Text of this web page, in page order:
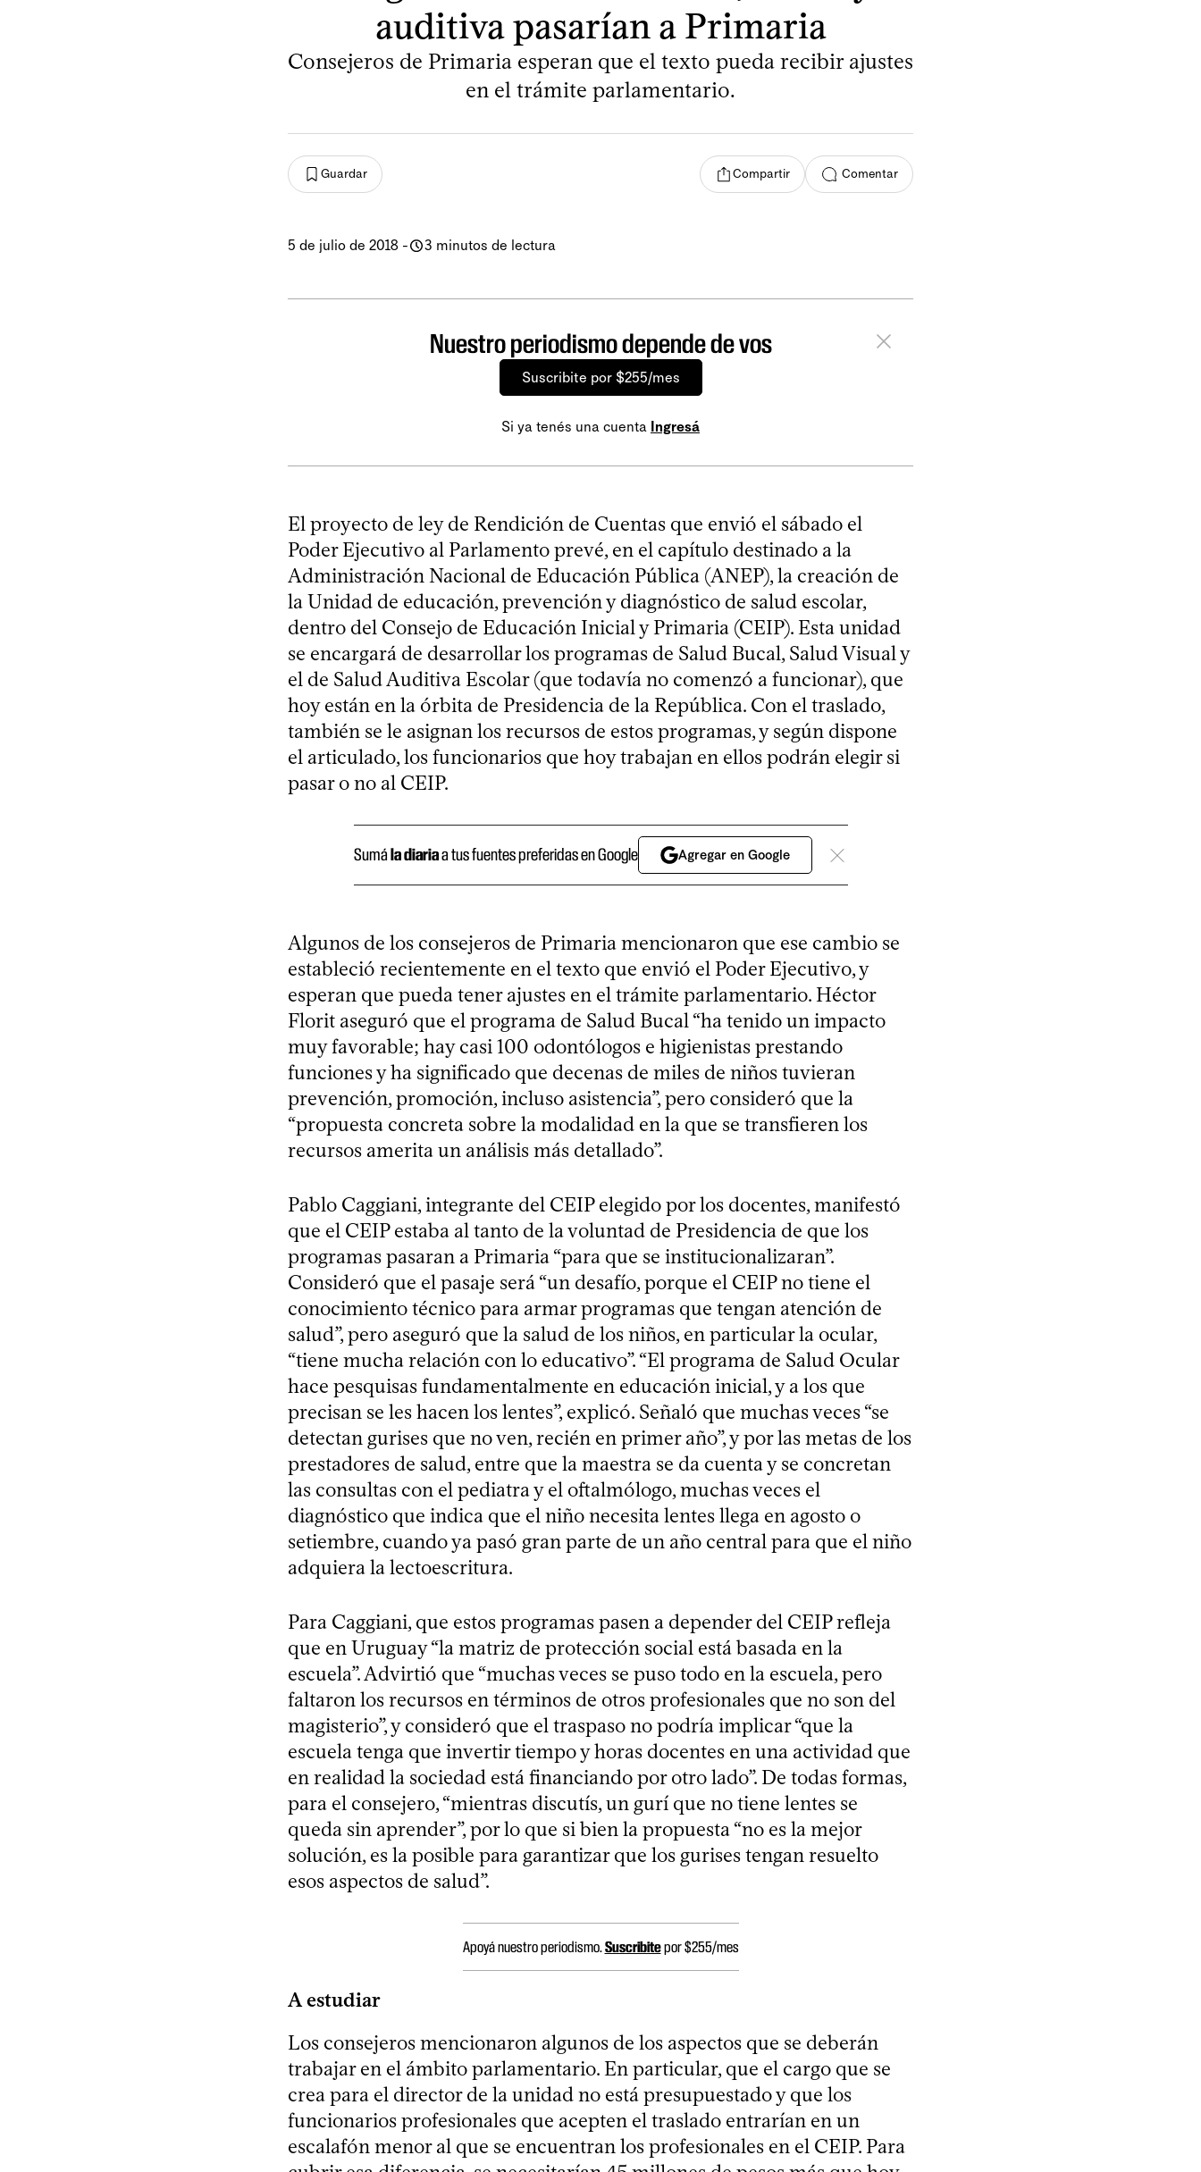
auditiva pasarían a Primaria
Consejeros de Primaria esperan que el texto pueda recibir ajustes
en el trámite parlamentario.
Guardar Compartir Comentar
5 de julio de 2018 - 3 minutos de lectura
Nuestro periodismo depende de vos
Suscribite por $255/mes
Si ya tenés una cuenta Ingresá
El proyecto de ley de Rendición de Cuentas que envió el sábado el
Poder Ejecutivo al Parlamento prevé, en el capítulo destinado a la
Administración Nacional de Educación Pública (ANEP), la creación de
la Unidad de educación, prevención y diagnóstico de salud escolar,
dentro del Consejo de Educación Inicial y Primaria (CEIP). Esta unidad
se encargará de desarrollar los programas de Salud Bucal, Salud Visual y
el de Salud Auditiva Escolar (que todavía no comenzó a funcionar), que
hoy están en la órbita de Presidencia de la República. Con el traslado,
también se le asignan los recursos de estos programas, y según dispone
el articulado, los funcionarios que hoy trabajan en ellos podrán elegir si
pasar o no al CEIP.
Sumála diariaa tus fuentes preferidas en Google Agregar en Google
Algunos de los consejeros de Primaria mencionaron que ese cambio se
estableció recientemente en el texto que envió el Poder Ejecutivo, y
esperan que pueda tener ajustes en el trámite parlamentario. Héctor
Florit aseguró que el programa de Salud Bucal “ha tenido un impacto
muy favorable; hay casi 100 odontólogos e higienistas prestando
funciones y ha significado que decenas de miles de niños tuvieran
prevención, promoción, incluso asistencia”, pero consideró que la
“propuesta concreta sobre la modalidad en la que se transfieren los
recursos amerita un análisis más detallado”.
Pablo Caggiani, integrante del CEIP elegido por los docentes, manifestó
que el CEIP estaba al tanto de la voluntad de Presidencia de que los
programas pasaran a Primaria “para que se institucionalizaran”.
Consideró que el pasaje será “un desafío, porque el CEIP no tiene el
conocimiento técnico para armar programas que tengan atención de
salud”, pero aseguró que la salud de los niños, en particular la ocular,
“tiene mucha relación con lo educativo”. “El programa de Salud Ocular
hace pesquisas fundamentalmente en educación inicial, y a los que
precisan se les hacen los lentes”, explicó. Señaló que muchas veces “se
detectan gurises que no ven, recién en primer año”, y por las metas de los
prestadores de salud, entre que la maestra se da cuenta y se concretan
las consultas con el pediatra y el oftalmólogo, muchas veces el
diagnóstico que indica que el niño necesita lentes llega en agosto o
setiembre, cuando ya pasó gran parte de un año central para que el niño
adquiera la lectoescritura.
Para Caggiani, que estos programas pasen a depender del CEIP refleja
que en Uruguay “la matriz de protección social está basada en la
escuela”. Advirtió que “muchas veces se puso todo en la escuela, pero
faltaron los recursos en términos de otros profesionales que no son del
magisterio”, y consideró que el traspaso no podría implicar “que la
escuela tenga que invertir tiempo y horas docentes en una actividad que
en realidad la sociedad está financiando por otro lado”. De todas formas,
para el consejero, “mientras discutís, un gurí que no tiene lentes se
queda sin aprender”, por lo que si bien la propuesta “no es la mejor
solución, es la posible para garantizar que los gurises tengan resuelto
esos aspectos de salud”.
Apoyá nuestro periodismo.Suscribitepor $255/mes
A estudiar
Los consejeros mencionaron algunos de los aspectos que se deberán
trabajar en el ámbito parlamentario. En particular, que el cargo que se
crea para el director de la unidad no está presupuestado y que los
funcionarios profesionales que acepten el traslado entrarían en un
escalafón menor al que se encuentran los profesionales en el CEIP. Para